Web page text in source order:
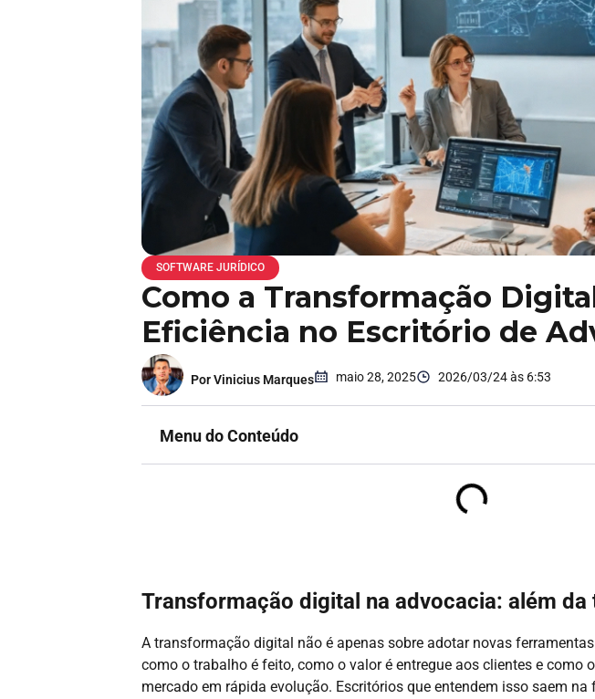
SOFTWARE JURÍDICO
Como a Transformação
Eficiência no Escritório de
Por Vinicius Marques maio 28, 2025 2026/03/24 às 6:53
Menu do Conteúdo
Transformação digital na advocacia: além da
A transformação digital não é apenas sobre adotar novas
como o trabalho é feito, como o valor é entregue aos clientes e como
mercado em rápida evolução. Escritórios que entendem isso saem na